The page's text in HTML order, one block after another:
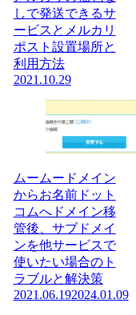
しで発送できるサ
ービスとメルカリ
ポスト設置場所と
利用方法
2021.10.29
ムームードメイン
からお名前ドット
コムへドメイン移
管後、サブドメイ
ンを他サービスで
使いたい場合のト
ラブルと解決策
2021.06.192024.01.09